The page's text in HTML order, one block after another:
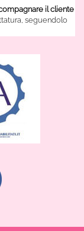
il cliente
seguendolo